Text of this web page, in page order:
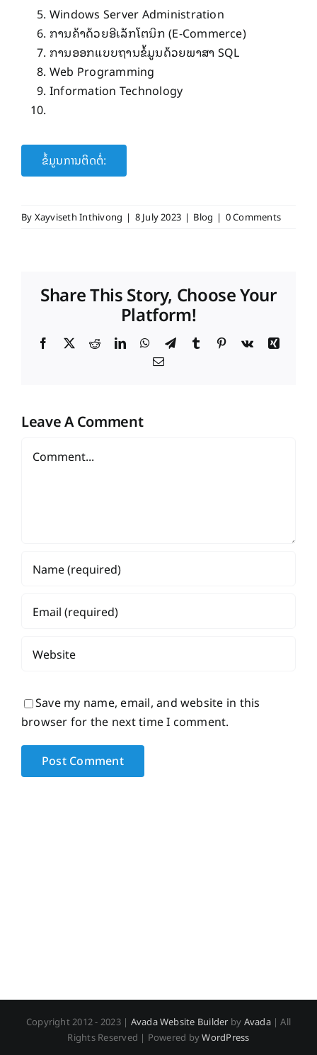
Windows Server Administration
ການຄ້າດ້ວຍອີເລັກໂຕນິກ (E-Commerce)
ການອອກແບບຖານຂໍ້ມູນດ້ວຍພາສາ SQL
Web Programming
Information Technology
ຂໍ້ມູນການຕິດຕໍ່:
ByXayviseth Inthivong | 8 July 2023 | Blog | 0 Comments
Share This Story, Choose Your
Platform!
Facebook
X RedditLinkedInWhatsApp
TelegramTumblr Pinterest
Vk
Xing
Email
Leave A Comment
Save my name, email, and website in this
browser for the next time I comment.
Copyright 2012 - 2023 | Avada Website Builder byAvada| All
Rights Reserved | Powered byWordPress